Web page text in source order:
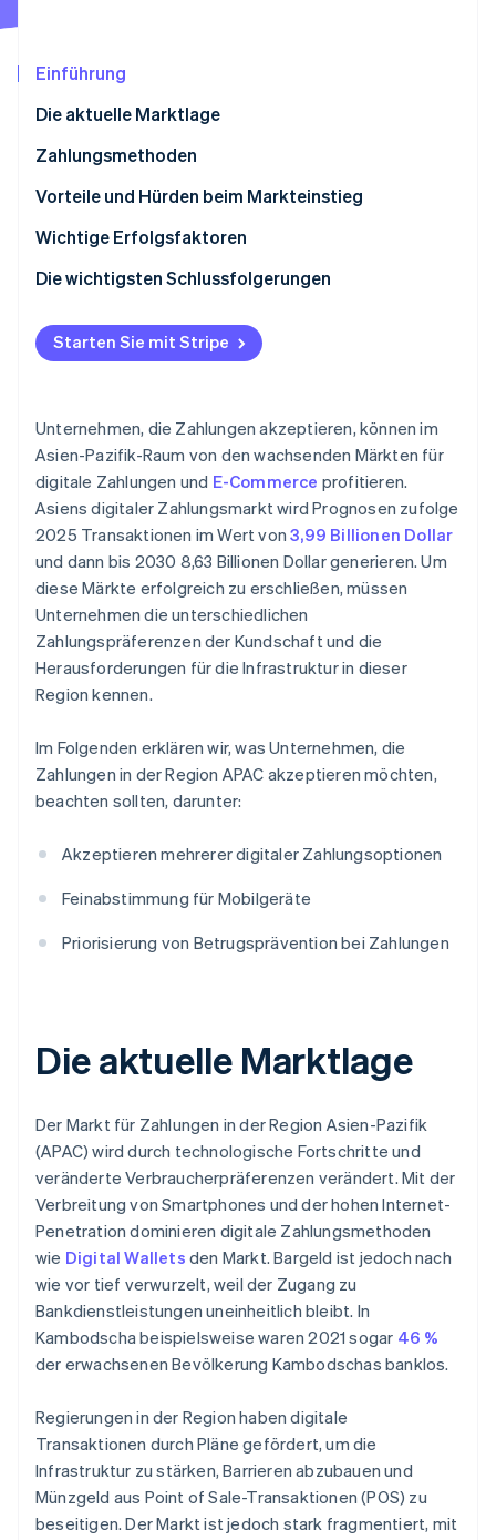
CO₂-Entnahme
Identity
Online-Identitätsprüfung
Jetzt ansehen
Einführung
Die aktuelle Marktlage
Zahlungsmethoden
Derzeitige Nutzung
Beliebte B2C-Zahlungsmethoden im APAC-Raum
Beliebte B2B-Zahlungsmethoden im APAC-Raum
Neue Trends
Vorteile und Hürden beim Markteinstieg
Steuern
Rückbuchungen und Zahlungsanfechtungen
Internationale Zahlungen
Sicherheit und Datenschutz
Wichtige Erfolgsfaktoren
Die wichtigsten Schlussfolgerungen
Mehrere digitale Zahlungsoptionen akzeptieren
Feinabstimmung für Mobilgeräte
Starten Sie mit Stripe
Unternehmen, die Zahlungen akzeptieren, können im
Asien-Pazifik-Raum von den wachsenden Märkten für
digitale Zahlungen und E-Commerce profitieren.
Asiens digitaler Zahlungsmarkt wird Prognosen zufolge
2025 Transaktionen im Wert von3,99 Billionen Dollar
und dann bis 2030 8,63 Billionen Dollar generieren. Um
diese Märkte erfolgreich zu erschließen, müssen
Unternehmen die unterschiedlichen
Zahlungspräferenzen der Kundschaft und die
Herausforderungen für die Infrastruktur in dieser
Region kennen.
Im Folgenden erklären wir, was Unternehmen, die
Zahlungen in der Region APAC akzeptieren möchten,
beachten sollten, darunter:
Akzeptieren mehrerer digitaler Zahlungsoptionen
Feinabstimmung für Mobilgeräte
Priorisierung von Betrugsprävention bei Zahlungen
Die aktuelle Marktlage
Der Markt für Zahlungen in der Region Asien-Pazifik
(APAC) wird durch technologische Fortschritte und
veränderte Verbraucherpräferenzen verändert. Mit der
Verbreitung von Smartphones und der hohen Internet-
Penetration dominieren digitale Zahlungsmethoden
wie Digital Wallets den Markt. Bargeld ist jedoch nach
wie vor tief verwurzelt, weil der Zugang zu
Bankdienstleistungen uneinheitlich bleibt. In
Kambodscha beispielsweise waren 2021 sogar 46 %
der erwachsenen Bevölkerung Kambodschas banklos.
Regierungen in der Region haben digitale
Transaktionen durch Pläne gefördert, um die
Infrastruktur zu stärken, Barrieren abzubauen und
Münzgeld aus Point of Sale-Transaktionen (POS) zu
beseitigen. Der Markt ist jedoch stark fragmentiert, mit